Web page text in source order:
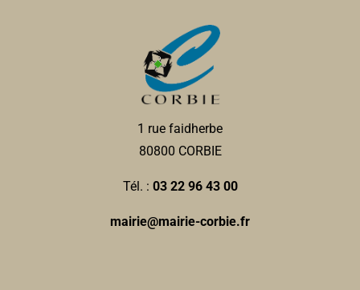
1 rue faidherbe
80800 CORBIE
Tél. : 03 22 96 43 00
mairie@mairie-corbie.fr